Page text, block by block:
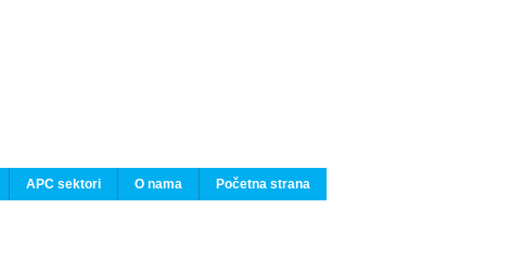
Početna strana
O nama
APC sektori